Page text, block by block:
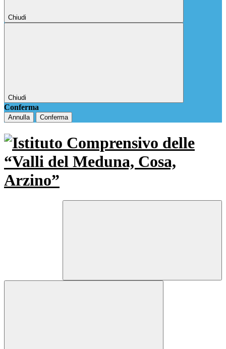
Chiudi
Chiudi
Conferma
Annulla Conferma